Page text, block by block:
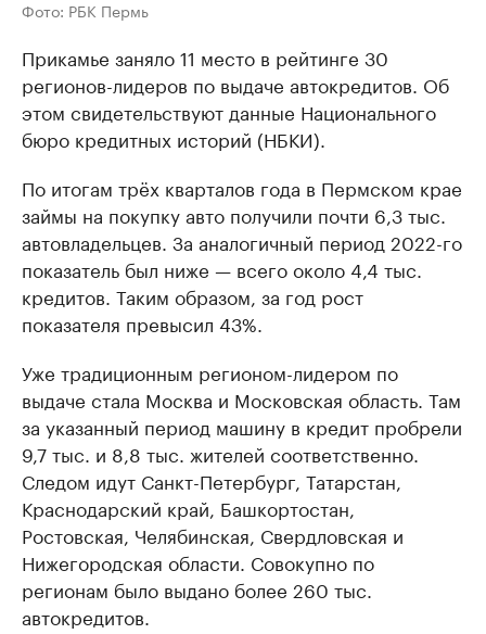
Фото: РБК Пермь
Прикамье заняло 11 место в рейтинге 30
регионов-лидеров по выдаче автокредитов. Об
этом свидетельствуют данные Национального
бюро кредитных историй (НБКИ).
По итогам трёх кварталов года в Пермском крае
займы на покупку авто получили почти 6,3 тыс.
автовладельцев. За аналогичный период 2022-го
показатель был ниже — всего около 4,4 тыс.
кредитов. Таким образом, за год рост
показателя превысил 43%.
Уже традиционным регионом-лидером по
выдаче стала Москва и Московская область. Там
за указанный период машину в кредит пробрели
9,7 тыс. и 8,8 тыс. жителей соответственно.
Следом идут Санкт-Петербург, Татарстан,
Краснодарский край, Башкортостан,
Ростовская, Челябинская, Свердловская и
Нижегородская области. Совокупно по
регионам было выдано более 260 тыс.
автокредитов.